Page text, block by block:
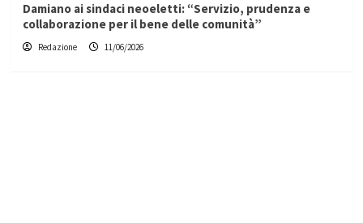
Damiano ai sindaci neoeletti: “Servizio, prudenza e
collaborazione per il bene delle comunità”
Redazione 11/06/2026